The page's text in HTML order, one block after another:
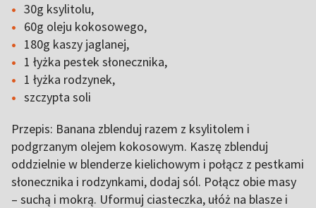
30g ksylitolu,
60g oleju kokosowego,
180g kaszy jaglanej,
1 łyżka pestek słonecznika,
1 łyżka rodzynek,
szczypta soli
Przepis: Banana zblenduj razem z ksylitolem i
podgrzanym olejem kokosowym. Kaszę zblenduj
oddzielnie w blenderze kielichowym i połącz z pestkami
słonecznika i rodzynkami, dodaj sól. Połącz obie masy
– suchą i mokrą. Uformuj ciasteczka, ułóż na blasze i